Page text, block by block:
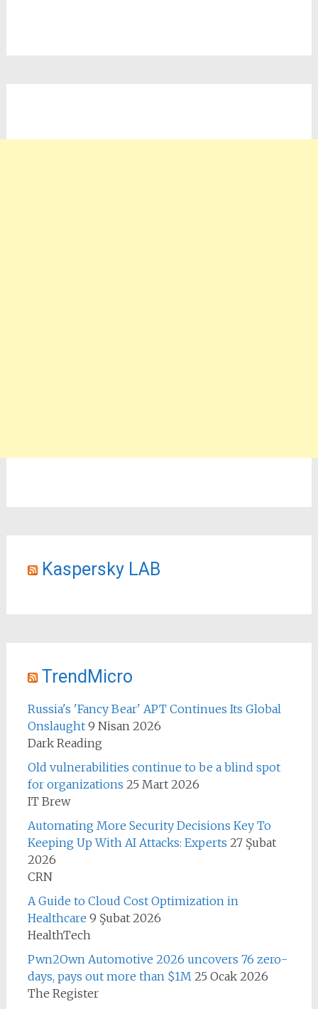
Kaspersky LAB
TrendMicro
Russia's 'Fancy Bear' APT Continues Its Global
Onslaught 9 Nisan 2026
Dark Reading
Old vulnerabilities continue to be a blind spot
for organizations 25 Mart 2026
IT Brew
Automating More Security Decisions Key To
Keeping Up With AI Attacks: Experts 27 Şubat
2026
CRN
A Guide to Cloud Cost Optimization in
Healthcare 9 Şubat 2026
HealthTech
Pwn2Own Automotive 2026 uncovers 76 zero-
days, pays out more than $1M 25 Ocak 2026
The Register